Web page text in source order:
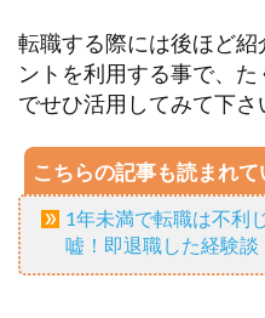
転職する際には後ほど
ントを利用する事で、
でせひ活用してみて下さ
こちらの記事も読まれて
1年未満で転職は不利
嘘！即退職した経験談